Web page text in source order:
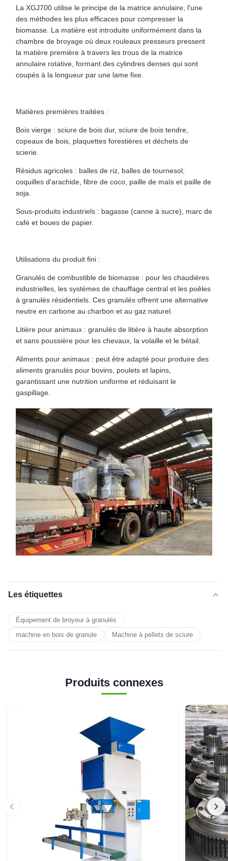
La XGJ700 utilise le principe de la matrice annulaire, l'une
des méthodes les plus efficaces pour compresser la
biomasse. La matière est introduite uniformément dans la
chambre de broyage où deux rouleaux presseurs pressent
la matière première à travers les trous de la matrice
annulaire rotative, formant des cylindres denses qui sont
coupés à la longueur par une lame fixe.
Matières premières traitées :
Bois vierge : sciure de bois dur, sciure de bois tendre,
copeaux de bois, plaquettes forestières et déchets de
scierie.
Résidus agricoles : balles de riz, balles de tournesol,
coquilles d'arachide, fibre de coco, paille de maïs et paille de
soja.
Sous-produits industriels : bagasse (canne à sucre), marc de
café et boues de papier.
Utilisations du produit fini :
Granulés de combustible de biomasse : pour les chaudières
industrielles, les systèmes de chauffage central et les poêles
à granulés résidentiels. Ces granulés offrent une alternative
neutre en carbone au charbon et au gaz naturel.
Litière pour animaux : granulés de litière à haute absorption
et sans poussière pour les chevaux, la volaille et le bétail.
Aliments pour animaux : peut être adapté pour produire des
aliments granulés pour bovins, poulets et lapins,
garantissant une nutrition uniforme et réduisant le
gaspillage.
Les étiquettes
Équipement de broyeur à granulés
machine en bois de granule
Machine à pellets de sciure
Produits connexes